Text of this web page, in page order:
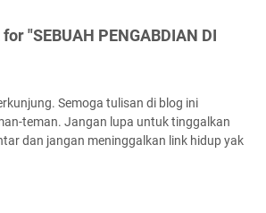
"SEBUAH PENGABDIAN DI
Semoga tulisan di blog ini
teman. Jangan lupa untuk tinggalkan
dan jangan meninggalkan link hidup yak